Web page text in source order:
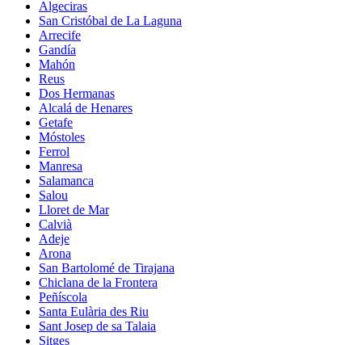
Algeciras
San Cristóbal de La Laguna
Arrecife
Gandía
Mahón
Reus
Dos Hermanas
Alcalá de Henares
Getafe
Móstoles
Ferrol
Manresa
Salamanca
Salou
Lloret de Mar
Calvià
Adeje
Arona
San Bartolomé de Tirajana
Chiclana de la Frontera
Peñíscola
Santa Eulària des Riu
Sant Josep de sa Talaia
Sitges